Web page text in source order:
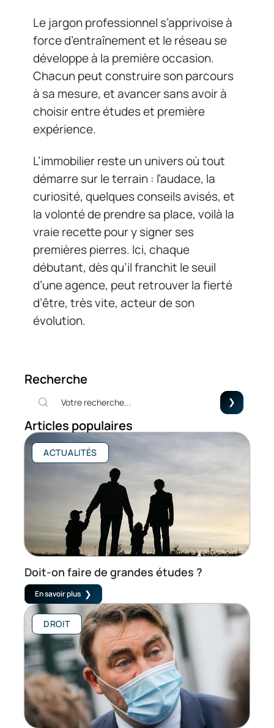
Le jargon professionnel s’apprivoise à
force d’entraînement et le réseau se
développe à la première occasion.
Chacun peut construire son parcours
à sa mesure, et avancer sans avoir à
choisir entre études et première
expérience.
L’immobilier reste un univers où tout
démarre sur le terrain : l’audace, la
curiosité, quelques conseils avisés, et
la volonté de prendre sa place, voilà la
vraie recette pour y signer ses
premières pierres. Ici, chaque
débutant, dès qu’il franchit le seuil
d’une agence, peut retrouver la fierté
d’être, très vite, acteur de son
évolution.
Recherche
Articles populaires
ACTUALITÉS
Doit-on faire de grandes études ?
En savoir plus
DROIT